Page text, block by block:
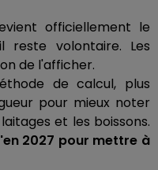
officiellement le
reste volontaire. Les
de l'afficher.
de calcul, plus
pour mieux noter
et les boissons.
2027 pour mettre à